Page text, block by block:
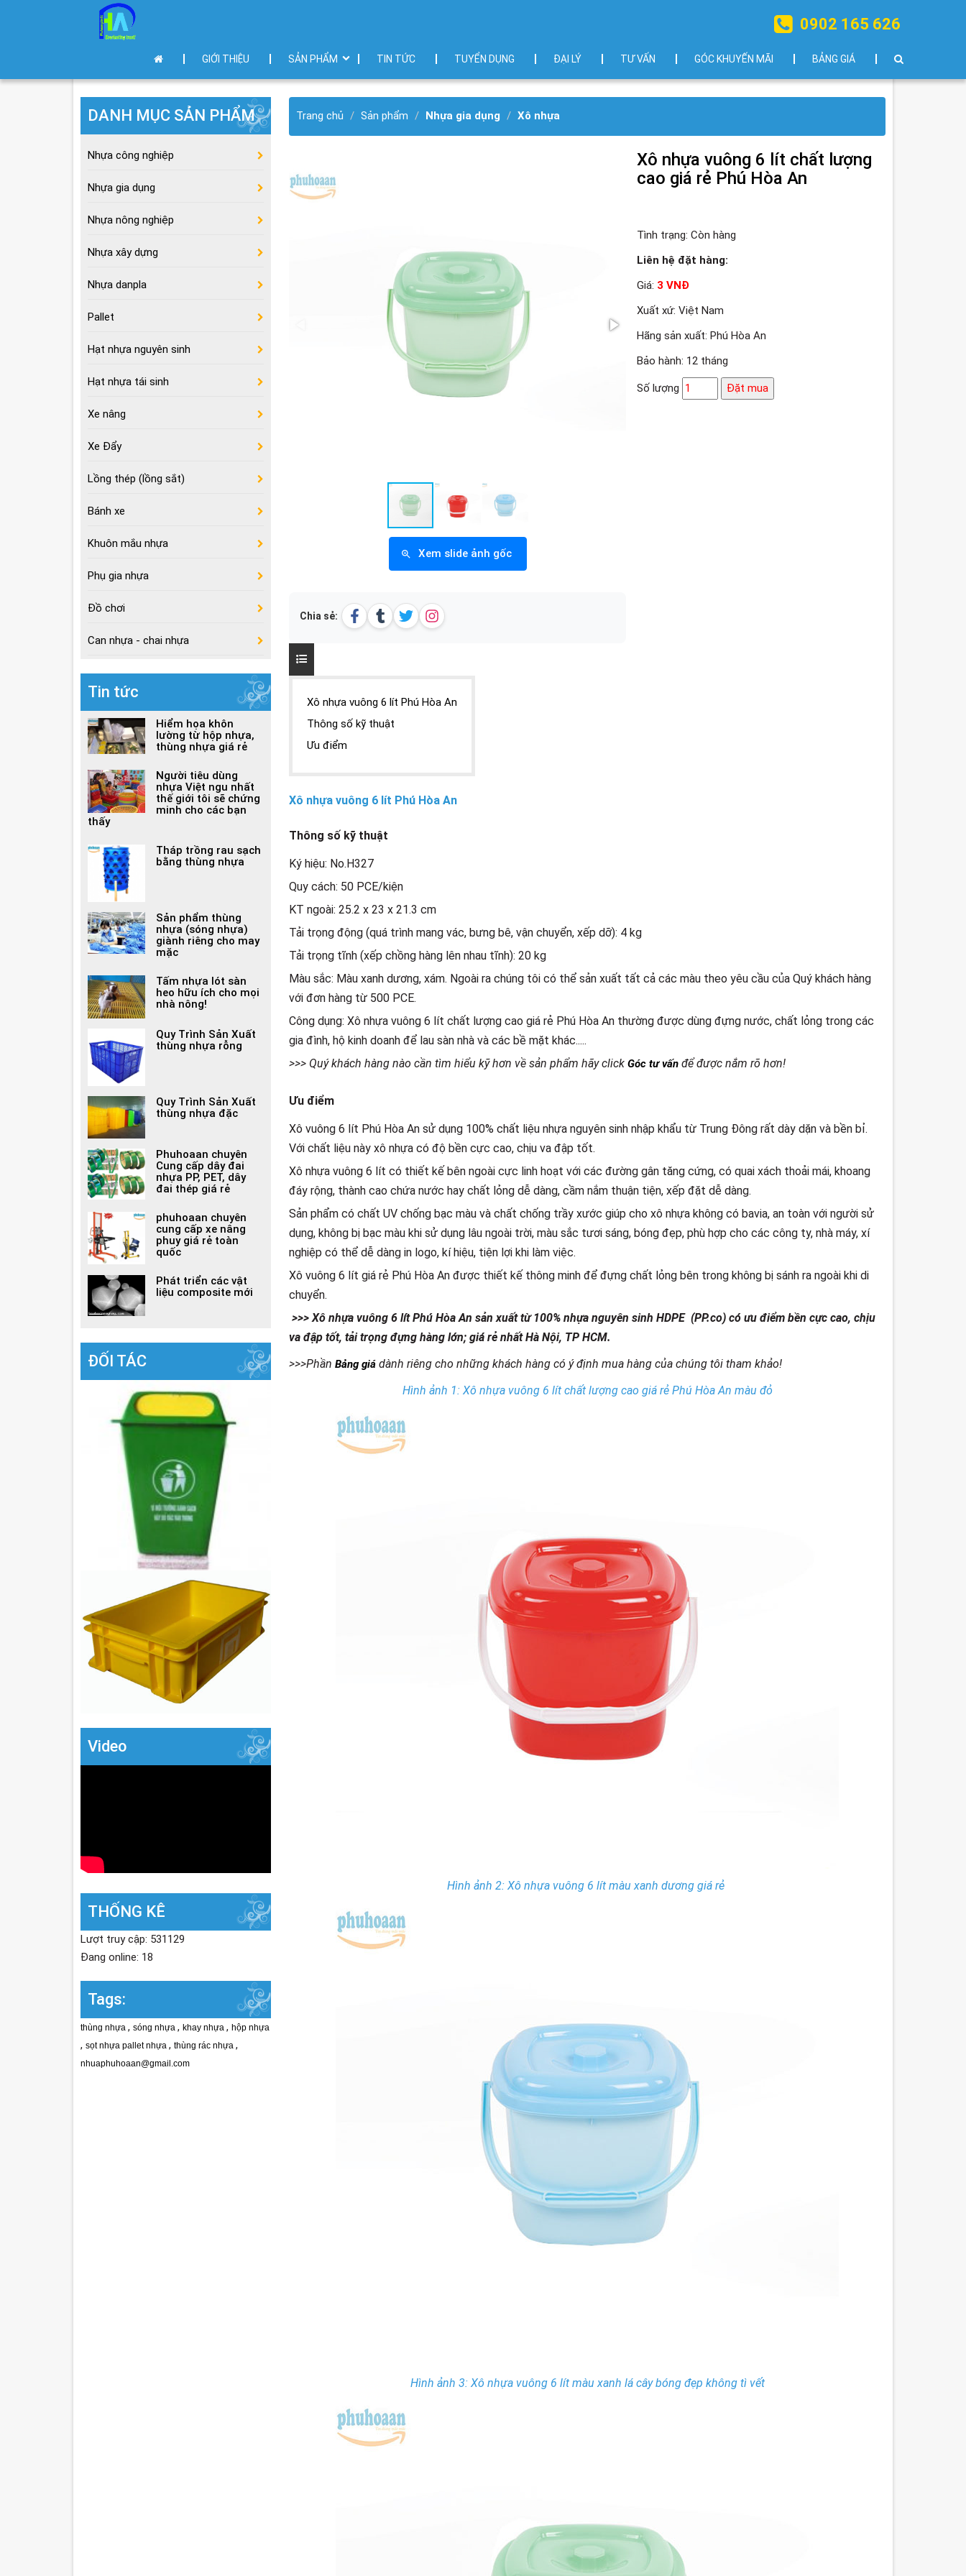
GIỚI THIỆU SẢN PHẨM TIN TỨC TUYỂN DỤNG ĐẠI LÝ TƯ VẤN GÓC KHUYẾN MÃI BẢNG GIÁ
0902 165 626
Trang chủ Sản phẩm Nhựa gia dụng Xô nhựa
Xem slide ảnh gốc
Chia sẻ:
Xô nhựa vuông 6 lít chất lượng
cao giá rẻ Phú Hòa An
Tình trạng: Còn hàng
Liên hệ đặt hàng:
Giá: 3 VNĐ
Xuất xứ: Việt Nam
Hãng sản xuất: Phú Hòa An
Bảo hành: 12 tháng
Số lượng Đặt mua
Xô nhựa vuông 6 lít Phú Hòa An
Thông số kỹ thuật
Ưu điểm
Xô nhựa vuông 6 lít Phú Hòa An
Thông số kỹ thuật
Ký hiệu: No.H327
Quy cách: 50 PCE/kiện
KT ngoài: 25.2 x 23 x 21.3 cm
Tải trọng động (quá trình mang vác, bưng bê, vận chuyển, xếp dỡ): 4 kg
Tải trọng tĩnh (xếp chồng hàng lên nhau tĩnh): 20 kg
Màu sắc: Màu xanh dương, xám. Ngoài ra chúng tôi có thể sản xuất tất cả các màu theo yêu cầu của Quý khách hàng
với đơn hàng từ 500 PCE.
Công dụng: Xô nhựa vuông 6 lít chất lượng cao giá rẻ Phú Hòa An thường được dùng đựng nước, chất lỏng trong các
gia đình, hộ kinh doanh để lau sàn nhà và các bề mặt khác.....
>>> Quý khách hàng nào cần tìm hiểu kỹ hơn về sản phẩm hãy click Góc tư vấn để được nắm rõ hơn!
Ưu điểm
Xô vuông 6 lít Phú Hòa An sử dụng 100% chất liệu nhựa nguyên sinh nhập khẩu từ Trung Đông rất dày dặn và bền bỉ.
Với chất liệu này xô nhựa có độ bền cực cao, chịu va đập tốt.
Xô nhựa vuông 6 lít có thiết kế bên ngoài cực linh hoạt với các đường gân tăng cứng, có quai xách thoải mái, khoang
đáy rộng, thành cao chứa nước hay chất lỏng dễ dàng, cầm nắm thuận tiện, xếp đặt dễ dàng.
Sản phẩm có chất UV chống bạc màu và chất chống trầy xước giúp cho xô nhựa không có bavia, an toàn với người sử
dụng, không bị bạc màu khi sử dụng lâu ngoài trời, màu sắc tươi sáng, bóng đẹp, phù hợp cho các công ty, nhà máy, xí
nghiệp có thể dễ dàng in logo, kí hiệu, tiện lợi khi làm việc.
Xô vuông 6 lít giá rẻ Phú Hòa An được thiết kế thông minh để đựng chất lỏng bên trong không bị sánh ra ngoài khi di
chuyển.
>>> Xô nhựa vuông 6 lít Phú Hòa An sản xuất từ 100% nhựa nguyên sinh HDPE (PP.co) có ưu điểm bền cực cao, chịu
va đập tốt, tải trọng đựng hàng lớn; giá rẻ nhất Hà Nội, TP HCM.
>>>Phần Bảng giá dành riêng cho những khách hàng có ý định mua hàng của chúng tôi tham khảo!
Hình ảnh 1: Xô nhựa vuông 6 lít chất lượng cao giá rẻ Phú Hòa An màu đỏ
Hình ảnh 2: Xô nhựa vuông 6 lít màu xanh dương giá rẻ
Hình ảnh 3: Xô nhựa vuông 6 lít màu xanh lá cây bóng đẹp không tì vết
DANH MỤC SẢN PHẨM
Nhựa công nghiệp
Nhựa gia dụng
Nhựa nông nghiệp
Nhựa xây dựng
Nhựa danpla
Pallet
Hạt nhựa nguyên sinh
Hạt nhựa tái sinh
Xe nâng
Xe Đẩy
Lồng thép (lồng sắt)
Bánh xe
Khuôn mắu nhựa
Phụ gia nhựa
Đồ chơi
Can nhựa - chai nhựa
Tin tức
Hiểm họa khôn
lường từ hộp nhựa,
thùng nhựa giá rẻ
Người tiêu dùng
nhựa Việt ngu nhất
thế giới tôi sẽ chứng
minh cho các bạn
thấy
Tháp trồng rau sạch
bằng thùng nhựa
Sản phẩm thùng
nhựa (sóng nhựa)
giành riêng cho may
mặc
Tấm nhựa lót sàn
heo hữu ích cho mọi
nhà nông!
Quy Trình Sản Xuất
thùng nhựa rỗng
Quy Trình Sản Xuất
thùng nhựa đặc
Phuhoaan chuyên
Cung cấp dây đai
nhựa PP, PET, dây
đai thép giá rẻ
phuhoaan chuyên
cung cấp xe nâng
phuy giá rẻ toàn
quốc
Phát triển các vật
liệu composite mới
ĐỐI TÁC
Video
THỐNG KÊ
Lượt truy cập: 531129
Đang online: 18
Tags:
thùng nhựa , sóng nhựa , khay nhựa , hộp nhựa
, sọt nhựa pallet nhựa , thùng rác nhựa ,
nhuaphuhoaan@gmail.com